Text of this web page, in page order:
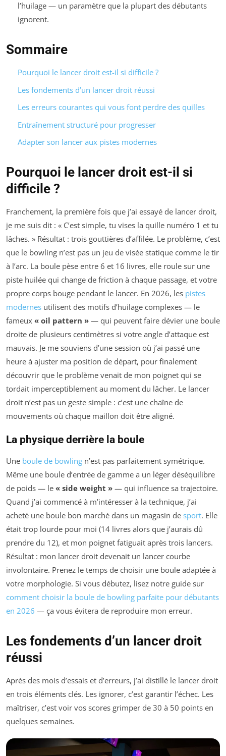
l’huilage — un paramètre que la plupart des débutants
ignorent.
Sommaire
Pourquoi le lancer droit est-il si difficile ?
Les fondements d’un lancer droit réussi
Les erreurs courantes qui vous font perdre des quilles
Entraînement structuré pour progresser
Adapter son lancer aux pistes modernes
Pourquoi le lancer droit est-il si
difficile ?
Franchement, la première fois que j’ai essayé de lancer droit,
je me suis dit : « C’est simple, tu vises la quille numéro 1 et tu
lâches. » Résultat : trois gouttières d’affilée. Le problème, c’est
que le bowling n’est pas un jeu de visée statique comme le tir
à l’arc. La boule pèse entre 6 et 16 livres, elle roule sur une
piste huilée qui change de friction à chaque passage, et votre
propre corps bouge pendant le lancer. En 2026, les pistes
modernes utilisent des motifs d’huilage complexes — le
fameux « oil pattern » — qui peuvent faire dévier une boule
droite de plusieurs centimètres si votre angle d’attaque est
mauvais. Je me souviens d’une session où j’ai passé une
heure à ajuster ma position de départ, pour finalement
découvrir que le problème venait de mon poignet qui se
tordait imperceptiblement au moment du lâcher. Le lancer
droit n’est pas un geste simple : c’est une chaîne de
mouvements où chaque maillon doit être aligné.
La physique derrière la boule
Une boule de bowling n’est pas parfaitement symétrique.
Même une boule d’entrée de gamme a un léger déséquilibre
de poids — le « side weight » — qui influence sa trajectoire.
Quand j’ai commencé à m’intéresser à la technique, j’ai
acheté une boule bon marché dans un magasin de sport. Elle
était trop lourde pour moi (14 livres alors que j’aurais dû
prendre du 12), et mon poignet fatiguait après trois lancers.
Résultat : mon lancer droit devenait un lancer courbe
involontaire. Prenez le temps de choisir une boule adaptée à
votre morphologie. Si vous débutez, lisez notre guide sur
comment choisir la boule de bowling parfaite pour débutants
en 2026 — ça vous évitera de reproduire mon erreur.
Les fondements d’un lancer droit
réussi
Après des mois d’essais et d’erreurs, j’ai distillé le lancer droit
en trois éléments clés. Les ignorer, c’est garantir l’échec. Les
maîtriser, c’est voir vos scores grimper de 30 à 50 points en
quelques semaines.